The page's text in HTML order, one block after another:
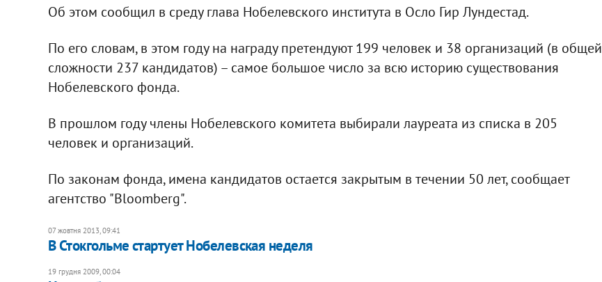
Об этом сообщил в среду глава Нобелевского института в Осло Гир Лундестад.
По его словам, в этом году на награду претендуют 199 человек и 38 организаций (в общей
сложности 237 кандидатов) – самое большое число за всю историю существования
Нобелевского фонда.
В прошлом году члены Нобелевского комитета выбирали лауреата из списка в 205
человек и организаций.
По законам фонда, имена кандидатов остается закрытым в течении 50 лет, сообщает
агентство "Bloomberg".
07 жовтня 2013, 09:41
В Стокгольме стартует Нобелевская неделя
19 грудня 2009, 00:04